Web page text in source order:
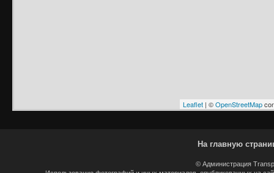
Leaflet | ©OpenStreetMap
На главную
© Администрация